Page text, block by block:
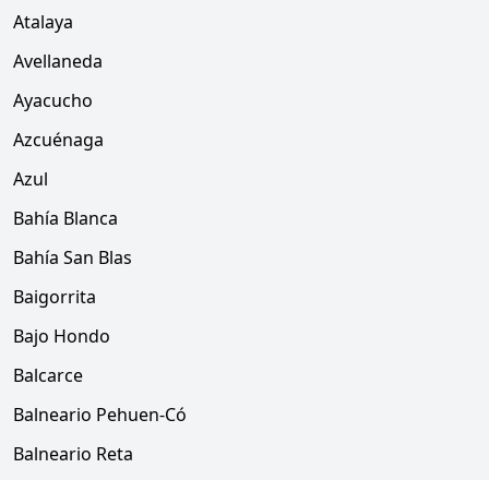
Atalaya
Avellaneda
Ayacucho
Azcuénaga
Azul
Bahía Blanca
Bahía San Blas
Baigorrita
Bajo Hondo
Balcarce
Balneario Pehuen-Có
Balneario Reta